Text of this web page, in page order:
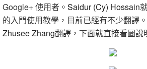
Google+ 使用者。 Saidur (Cy) Hossain
的入門使用教學，目前已經有不少翻譯
Zhusee Zhang翻譯 ，下面就直接看圖說